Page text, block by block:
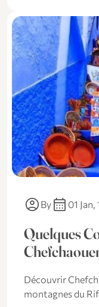
account_circle By calendar_month 01 Jan,
Quelques
Découvrir
montagnes du